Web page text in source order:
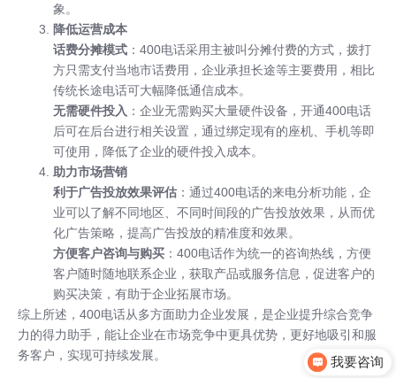
象。
降低运营成本
话费分摊模式 ：400电话采用主被叫分摊付费的方式，拨打
方只需支付当地市话费用，企业承担长途等主要费用，相比
传统长途电话可大幅降低通信成本。
无需硬件投入 ：企业无需购买大量硬件设备，开通400电话
后可在后台进行相关设置，通过绑定现有的座机、手机等即
可使用，降低了企业的硬件投入成本。
助力市场营销
利于广告投放效果评估 ：通过400电话的来电分析功能，企
业可以了解不同地区、不同时间段的广告投放效果，从而优
化广告策略，提高广告投放的精准度和效果。
方便客户咨询与购买 ：400电话作为统一的咨询热线，方便
客户随时随地联系企业，获取产品或服务信息，促进客户的
购买决策，有助于企业拓展市场。
综上所述，400电话从多方面助力企业发展，是企业提升综合竞争
力的得力助手，能让企业在市场竞争中更具优势，更好地吸引和服
务客户，实现可持续发展。
我要咨询